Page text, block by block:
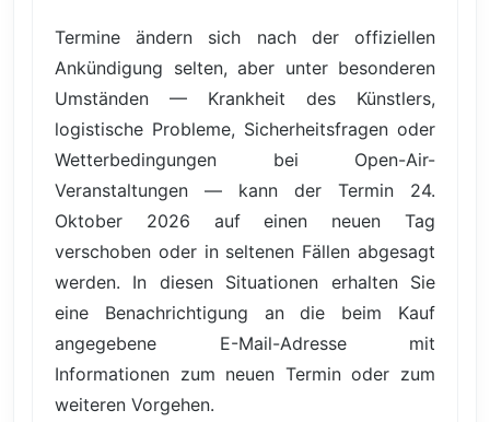
Termine ändern sich nach der offiziellen
Ankündigung selten, aber unter besonderen
Umständen — Krankheit des Künstlers,
logistische Probleme, Sicherheitsfragen oder
Wetterbedingungen bei Open-Air-
Veranstaltungen — kann der Termin 24.
Oktober 2026 auf einen neuen Tag
verschoben oder in seltenen Fällen abgesagt
werden. In diesen Situationen erhalten Sie
eine Benachrichtigung an die beim Kauf
angegebene E-Mail-Adresse mit
Informationen zum neuen Termin oder zum
weiteren Vorgehen.